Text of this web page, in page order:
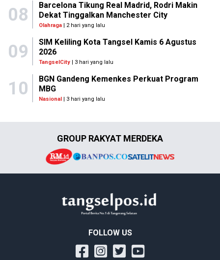
08
Barcelona Tikung Real Madrid, Rodri Makin
Dekat Tinggalkan Manchester City
Olahraga| 2 hari yang lalu
09
SIM Keliling Kota Tangsel Kamis 6 Agustus
2026
TangselCity| 3 hari yang lalu
10
BGN Gandeng Kemenkes Perkuat Program
MBG
Nasional| 3 hari yang lalu
GROUP RAKYAT MERDEKA
FOLLOW US